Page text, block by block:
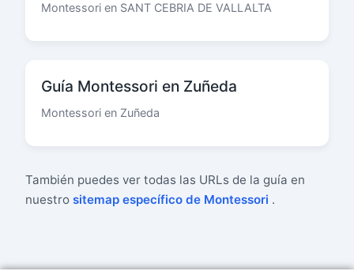
Montessori en SANT CEBRIA DE VALLALTA
Guía Montessori en Zuñeda
Montessori en Zuñeda
También puedes ver todas las URLs de la guía en
nuestro sitemap específico de Montessori .